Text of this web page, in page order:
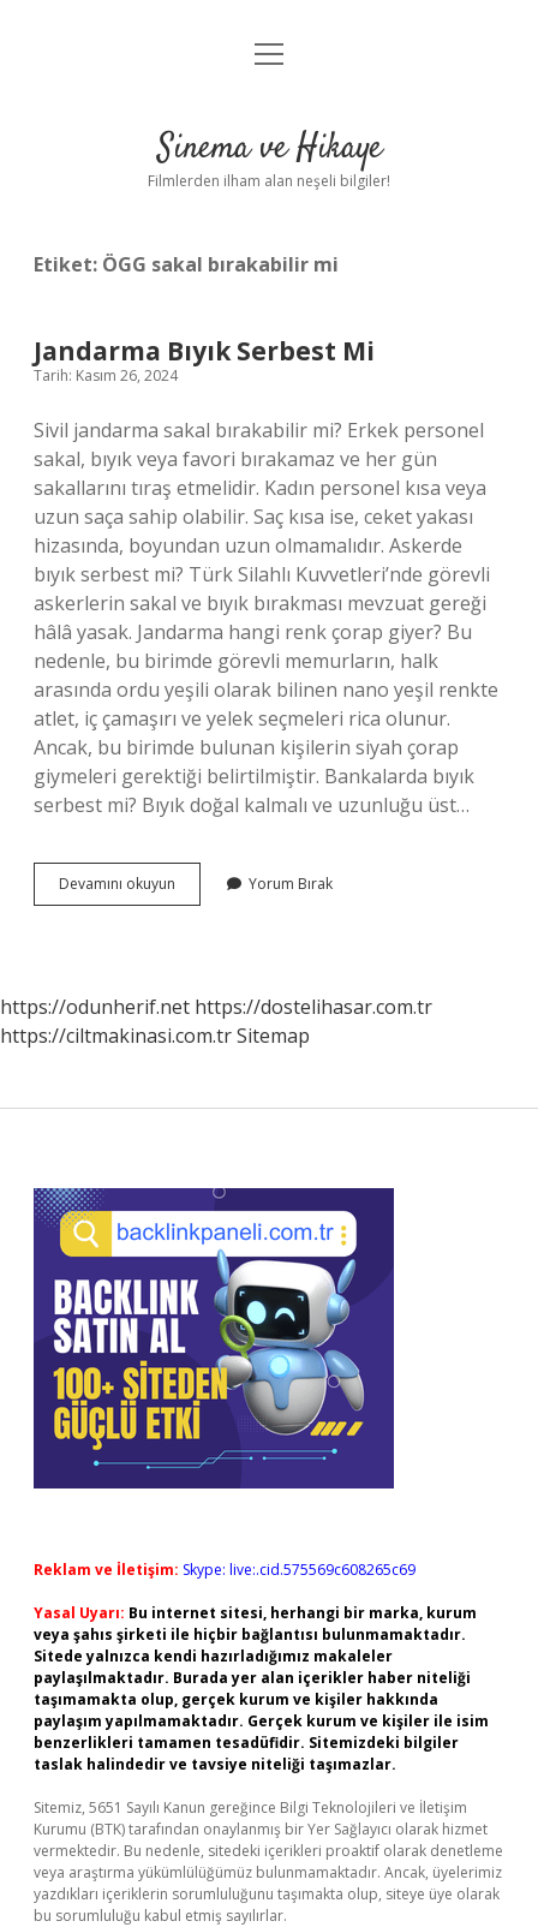
Gizlilik Politikası
Yasal Uyarı
menüyü
Sinema ve Hikaye
Filmlerden ilham alan neşeli bilgiler!
Etiket: ÖGG sakal bırakabilir mi
Jandarma Bıyık Serbest Mi
Tarih: Kasım 26, 2024
Sivil jandarma sakal bırakabilir mi? Erkek personel
sakal, bıyık veya favori bırakamaz ve her gün
sakallarını tıraş etmelidir. Kadın personel kısa veya
uzun saça sahip olabilir. Saç kısa ise, ceket yakası
hizasında, boyundan uzun olmamalıdır. Askerde
bıyık serbest mi? Türk Silahlı Kuvvetleri’nde görevli
askerlerin sakal ve bıyık bırakması mevzuat gereği
hâlâ yasak. Jandarma hangi renk çorap giyer? Bu
nedenle, bu birimde görevli memurların, halk
arasında ordu yeşili olarak bilinen nano yeşil renkte
atlet, iç çamaşırı ve yelek seçmeleri rica olunur.
Ancak, bu birimde bulunan kişilerin siyah çorap
giymeleri gerektiği belirtilmiştir. Bankalarda bıyık
serbest mi? Bıyık doğal kalmalı ve uzunluğu üst…
Devamını okuyun Jandarma
Bıyık
Yorum Bırak
https://odunherif.net https://dostelihasar.com.tr
https://ciltmakinasi.com.trSitemap
Sidebar
Reklam ve İletişim: Skype: live:.cid.575569c608265c69
Yasal Uyarı: Bu internet sitesi, herhangi bir marka, kurum
veya şahıs şirketi ile hiçbir bağlantısı bulunmamaktadır.
Sitede yalnızca kendi hazırladığımız makaleler
paylaşılmaktadır. Burada yer alan içerikler haber niteliği
taşımamakta olup, gerçek kurum ve kişiler hakkında
paylaşım yapılmamaktadır. Gerçek kurum ve kişiler ile isim
benzerlikleri tamamen tesadüfidir. Sitemizdeki bilgiler
taslak halindedir ve tavsiye niteliği taşımazlar.
Sitemiz, 5651 Sayılı Kanun gereğince Bilgi Teknolojileri ve İletişim
Kurumu (BTK) tarafından onaylanmış bir Yer Sağlayıcı olarak hizmet
vermektedir. Bu nedenle, sitedeki içerikleri proaktif olarak denetleme
veya araştırma yükümlülüğümüz bulunmamaktadır. Ancak, üyelerimiz
yazdıkları içeriklerin sorumluluğunu taşımakta olup, siteye üye olarak
bu sorumluluğu kabul etmiş sayılırlar.